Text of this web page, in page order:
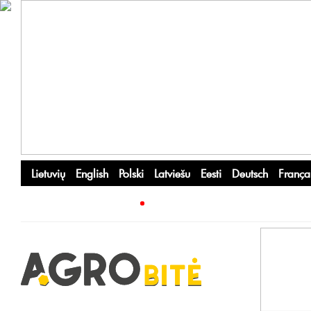
Lietuvių English Polski Latviešu Eesti Deutsch